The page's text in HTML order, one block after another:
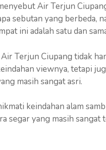
Air Terjun
sebutan yang berbeda,
ini adalah satu dan
Terjun Ciupang tidak
viewnya, tetapi
masih sangat asri.
keindahan alam
segar yang masih sangat